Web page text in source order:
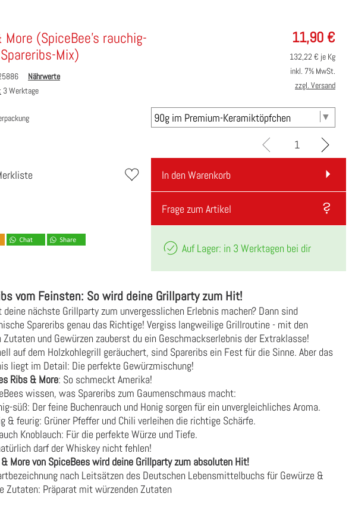
11,90 €
More (SpiceBee's rauchig-
Mix)
Nährwerte
3 Werktage
132,22 € je Kg
inkl. 7% MwSt.
zzgl. Versand
In den Warenkorb
Frage zum Artikel
Auf Lager: in 3 Werktagen bei dir
vom Feinsten: So wird deine Grillparty zum Hit!
nächste Grillparty zum unvergesslichen Erlebnis machen? Dann sind
Spareribs genau das Richtige! Vergiss langweilige Grillroutine - mit den
und Gewürzen zauberst du ein Geschmackserlebnis der Extraklasse!
auf dem Holzkohlegrill geräuchert, sind Spareribs ein Fest für die Sinne. Aber das
liegt im Detail: Die perfekte Gewürzmischung!
Ribs & More: So schmeckt Amerika!
wissen, was Spareribs zum Gaumenschmaus macht:
süß: Der feine Buchenrauch und Honig sorgen für ein unvergleichliches Aroma.
& feurig: Grüner Pfeffer und Chili verleihen die richtige Schärfe.
Knoblauch: Für die perfekte Würze und Tiefe.
darf der Whiskey nicht fehlen!
More von SpiceBees wird deine Grillparty zum absoluten Hit!
nach Leitsätzen des Deutschen Lebensmittelbuchs für Gewürze &
Zutaten: Präparat mit würzenden Zutaten